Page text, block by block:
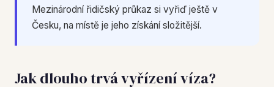
Mezinárodní řidičský průkaz si vyřiď ještě v
Česku, na místě je jeho získání složitější.
Jak dlouho trvá vyřízení víza?